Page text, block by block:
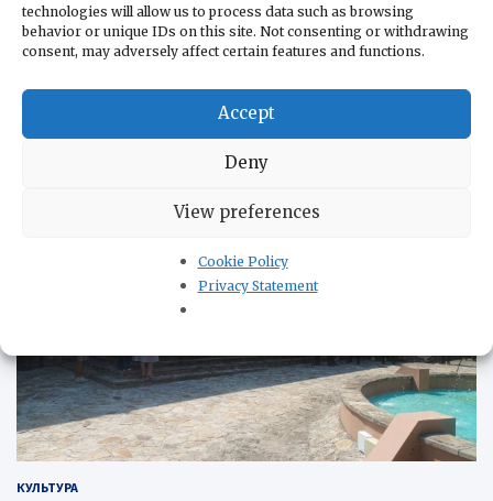
technologies will allow us to process data such as browsing
behavior or unique IDs on this site. Not consenting or withdrawing
consent, may adversely affect certain features and functions.
Accept
Deny
View preferences
Cookie Policy
Privacy Statement
В помощь туристам
Контакты
Политика конфиденциальности
КУЛЬТУРА